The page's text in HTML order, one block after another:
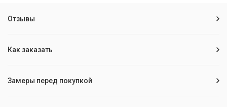
Отзывы
Как заказать
Замеры перед покупкой